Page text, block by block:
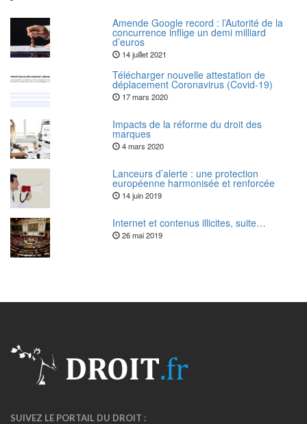
Amende Google record : l’Autorité de la
concurrence inflige un demi milliard
d’euros
14 juillet 2021
Télécharger nouvelle attestation de
déplacement Coronavirus (Covid-19)
17 mars 2020
Impacts de la réforme du droit des
marques
4 mars 2020
Lanceurs d’alerte : une protection
européenne harmonisée et renforcée
14 juin 2019
Internet et contenus illicites, suite…
26 mai 2019
SUIVEZ LE PORTAIL DU DROIT :